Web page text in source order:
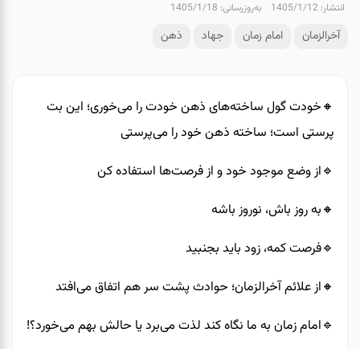
انتشار: 1405/1/12 به‌روزرسانی: 1405/1/18
آخرالزمان امام زمان جهاد ذهن
🔸️خودت گول ساخته‌های ذهن خودت را می‌خوری؛ این بت
پرستی است؛ ساخته ذهن خود را می‌پرستی
🔹️از وضع موجود خود و از فرصت‌ها استفاده کن
🔸️به روز باش، نوروز باشه
🔹️فرصت کمه، زود باید بجنبید
🔸️از علائم آخرالزمان؛ حوادث پشت سر هم اتفاق می‌افتد
🔹️امام زمان به ما نگاه کند لذت می‌برد یا حالش بهم می‌خورد؟!